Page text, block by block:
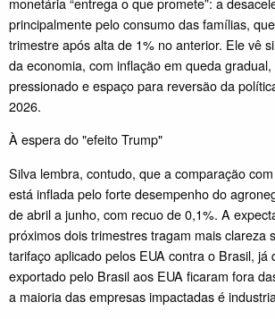
principalmente pelo consumo das famílias,
trimestre após alta de 1% no anterior. Ele vê
da economia, com inflação em queda
pressionado e espaço para reversão da
2026.
À espera do "efeito Trump"
Silva lembra, contudo, que a comparação
está inflada pelo forte desempenho do
de abril a junho, com recuo de 0,1%. A
próximos dois trimestres tragam mais clareza
tarifaço aplicado pelos EUA contra o Brasil, já
exportado pelo Brasil aos EUA ficaram fora
a maioria das empresas impactadas é